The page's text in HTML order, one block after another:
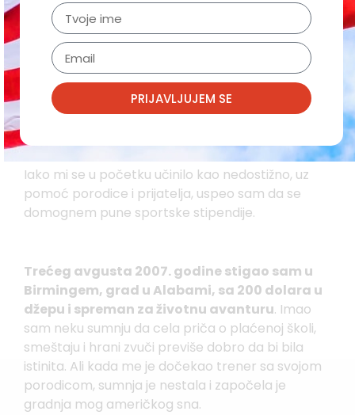
“U Ameriku me je dovela želja da igram fudbal
van granica Subotice i moj dugoročan cilj da
završim fakultet. Prepoznao sam Ameriku kao
najbolju opciju da nastavim da igram na visokom
nivou i da se školujem u isto vreme. To je retko
moguće u drugim zemljama.
Iako mi se u početku učinilo kao nedostižno, uz
pomoć porodice i prijatelja, uspeo sam da se
domognem pune sportske stipendije.
Trećeg avgusta 2007. godine stigao sam u
Birmingem, grad u Alabami, sa 200 dolara u
džepu i spreman za životnu avanturu. Imao
sam neku sumnju da cela priča o plaćenoj školi,
smeštaju i hrani zvuči previše dobro da bi bila
istinita. Ali kada me je dočekao trener sa svojom
porodicom, sumnja je nestala i započela je
gradnja mog američkog sna.
PRIJAVLJUJEM SE